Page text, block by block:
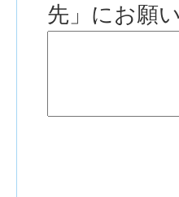
先」にお願